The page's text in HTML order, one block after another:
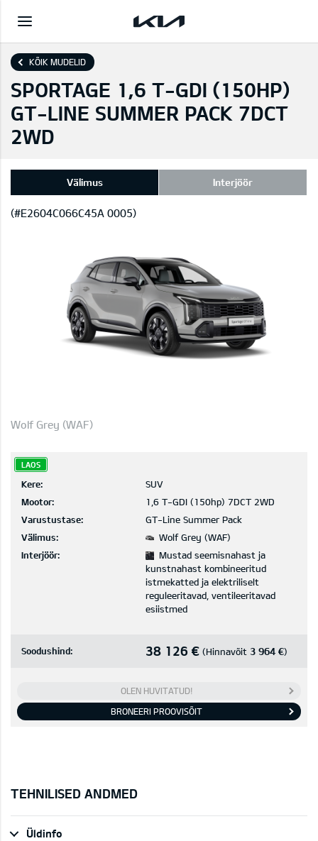
KÕIK MUDELID
SPORTAGE 1,6 T-GDI (150HP)
GT-LINE SUMMER PACK 7DCT
2WD
Välimus Interjöör
(#E2604C066C45A 0005)
Wolf Grey (WAF)
LAOS
Kere:
SUV
Mootor:
1,6 T-GDI (150hp) 7DCT 2WD
Varustustase:
GT-Line Summer Pack
Välimus:
Wolf Grey (WAF)
Interjöör:
Mustad seemisnahast ja
kunstnahast kombineeritud
istmekatted ja elektriliselt
reguleeritavad, ventileeritavad
esiistmed
Soodushind: 38 126 € (Hinnavõit 3 964 €)
OLEN HUVITATUD!
BRONEERI PROOVISÕIT
TEHNILISED ANDMED
Üldinfo